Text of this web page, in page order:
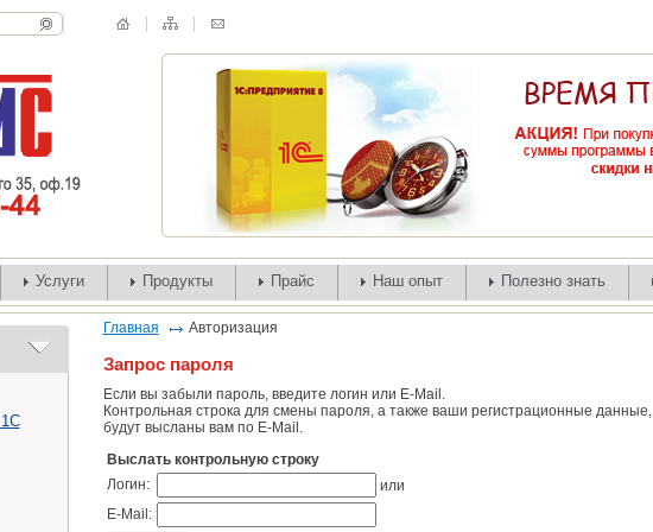
Услуги Продукты Прайс Наш опыт Полезно знать
Главная Авторизация
Запрос пароля
Если вы забыли пароль, введите логин или E-Mail.
Контрольная строка для смены пароля, а также ваши регистрационные данные,
будут высланы вам по E-Mail.
Выслать контрольную строку
Логин:
или
E-Mail: